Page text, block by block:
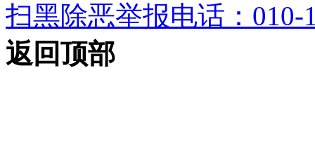
扫黑除恶举报电话：010-
返回顶部